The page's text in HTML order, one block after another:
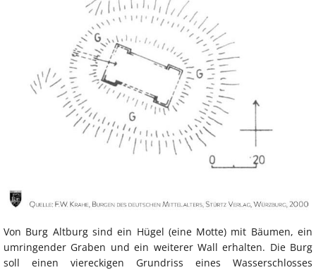
Von Burg Altburg sind ein Hügel (eine Motte) mit Bäumen, ein
umringender Graben und ein weiterer Wall erhalten. Die Burg
soll einen viereckigen Grundriss eines Wasserschlosses